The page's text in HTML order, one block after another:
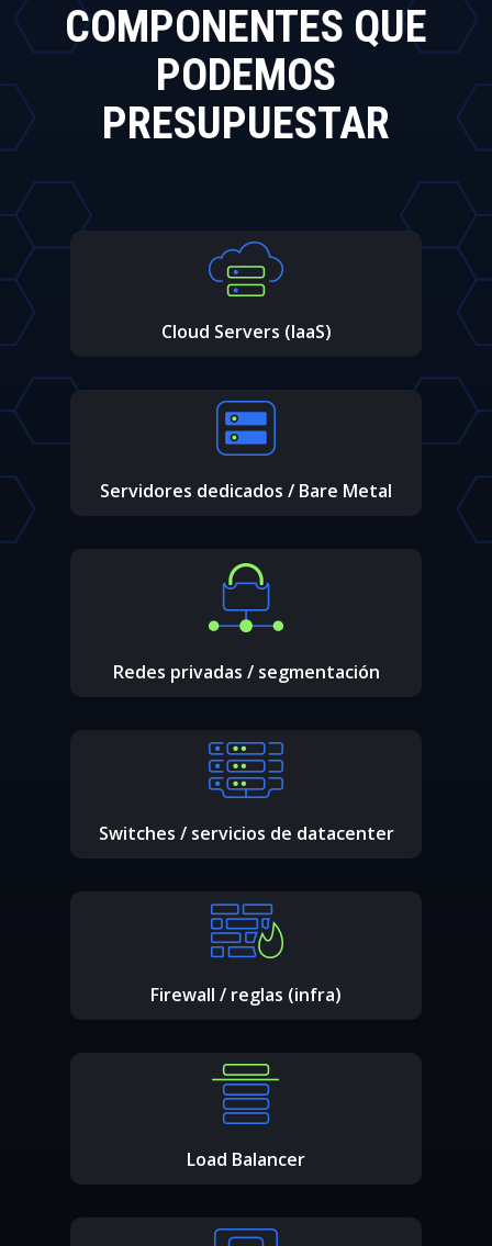
COMPONENTES QUE
PODEMOS
PRESUPUESTAR
Cloud Servers (IaaS)
Servidores dedicados / Bare Metal
Redes privadas / segmentación
Switches / servicios de datacenter
Firewall / reglas (infra)
Load Balancer